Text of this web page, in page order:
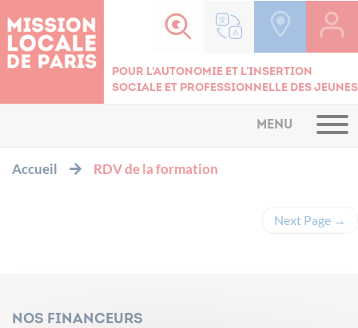
Pour l'autonomie et l'insertion
sociale et professionnelle des jeunes
MENU
Accueil RDV de la formation
Next Page →
Nos financeurs